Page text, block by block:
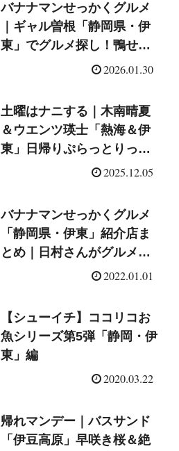
バナナマンせっかくグルメ
｜ギャル曽根「静岡県・伊
東」でグルメ探し！鴨せい
ろ＆天丼に豪快うな重2026.01.30
土曜はナニする｜木南晴夏
＆ウエンツ瑛士「熱海＆伊
東」日帰りぷらっとりっぷ
2025.12.05
バナナマンせっかくグルメ
「静岡県・伊東」紹介店ま
とめ｜日村さんがグルメ探
し！（2022/1/2） 2022.01.01
【シューイチ】ココリコお
魚シリーズ第5弾「静岡・伊
東」編
2020.03.22
帰れマンデー｜バスサンド
「伊豆高原」早咲き桜＆絶